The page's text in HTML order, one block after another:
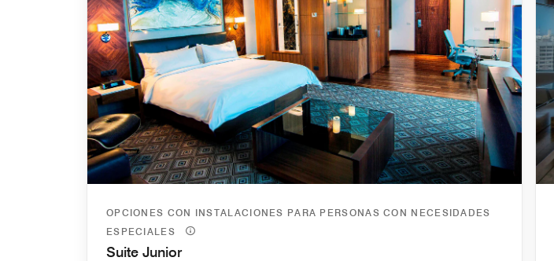
OPCIONES CON INSTALACIONES PARA PERSONAS CON NECESIDADES
ESPECIALES
Suite Junior